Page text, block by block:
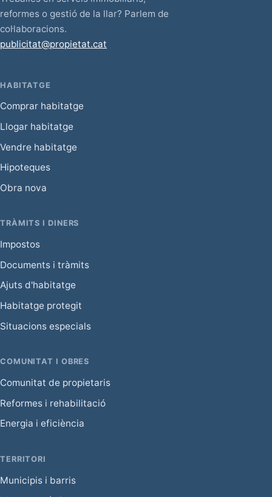
reformes o gestió de la llar? Parlem de
col·laboracions.
publicitat@propietat.cat
HABITATGE
Comprar habitatge
Llogar habitatge
Vendre habitatge
Hipoteques
Obra nova
TRÀMITS I DINERS
Impostos
Documents i tràmits
Ajuts d'habitatge
Habitatge protegit
Situacions especials
COMUNITAT I OBRES
Comunitat de propietaris
Reformes i rehabilitació
Energia i eficiència
TERRITORI
Municipis i barris